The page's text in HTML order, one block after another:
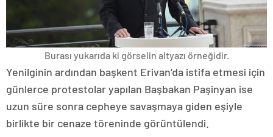
Burası yukarıda ki görselin altyazı örneğidir.
Yenilginin ardından başkent Erivan’da istifa etmesi için
günlerce protestolar yapılan Başbakan Paşinyan ise
uzun süre sonra cepheye savaşmaya giden eşiyle
birlikte bir cenaze töreninde görüntülendi.